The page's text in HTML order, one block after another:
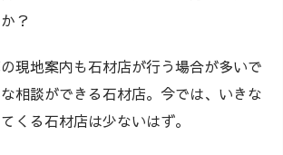
？
現地案内も石材店が行う場合が多いで
相談ができる石材店。今では、いきな
くる石材店は少ないはず。